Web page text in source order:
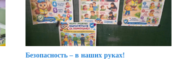
Безопасность – в наших руках!